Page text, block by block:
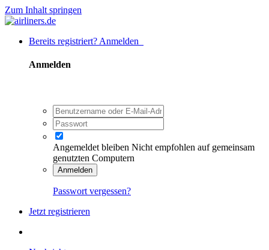
Zum Inhalt springen
Bereits registriert? Anmelden
Anmelden
Angemeldet bleiben Nicht empfohlen auf gemeinsam
genutzten Computern
Anmelden
Passwort vergessen?
Jetzt registrieren